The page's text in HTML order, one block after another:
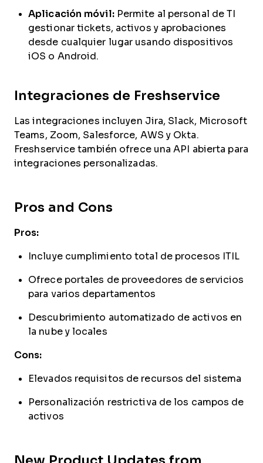
Aplicación móvil:Permite al personal de TI
gestionar tickets, activos y aprobaciones
desde cualquier lugar usando dispositivos
iOS o Android.
Integraciones de Freshservice
Las integraciones incluyen Jira, Slack, Microsoft
Teams, Zoom, Salesforce, AWS y Okta.
Freshservice también ofrece una API abierta para
integraciones personalizadas.
Pros and Cons
Pros:
Incluye cumplimiento total de procesos ITIL
Ofrece portales de proveedores de servicios
para varios departamentos
Descubrimiento automatizado de activos en
la nube y locales
Cons:
Elevados requisitos de recursos del sistema
Personalización restrictiva de los campos de
activos